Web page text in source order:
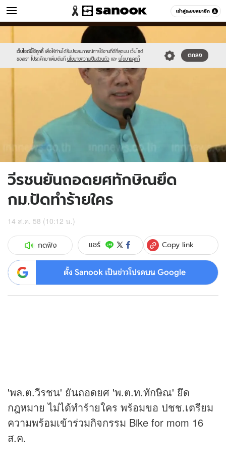
เข้าสู่ระบบสมาชิก
ข่าว หมวดอื่นๆ
เว็บไซต์นี้ใช้คุกกี้ เพื่อให้ท่านได้รับประสบการณ์การใช้งานที่ดีที่สุดบน เว็บไซต์
ของเรา โปรดศึกษาเพิ่มเติมที่ นโยบายความเป็นส่วนตัว และ นโยบายคุกกี้
ตกลง
//s.isanook.com/sr/0/images/logo-
new-
sanook.png
//s.isanook.com/ns/0/ud/369/1847246/638872-
01.jpg
วีรชนยันถอดยศทักษิณยึด
กม.ปัดทำร้ายใคร
14 ส.ค. 58 (10:12 น.)
กดฟัง แชร์ Copy link
ตั้ง Sanook เป็นข่าวโปรดบน Google
'พล.ต.วีรชน' ยันถอดยศ 'พ.ต.ท.ทักษิณ' ยึด
กฎหมาย ไม่ได้ทำร้ายใคร พร้อมขอ ปชช.เตรียม
ความพร้อมเข้าร่วมกิจกรรม Bike for mom 16
ส.ค.